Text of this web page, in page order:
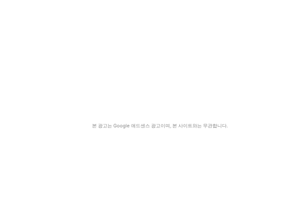
본 광고는 Google 애드센스 광고이며, 본 사이트와는 무관합니다.